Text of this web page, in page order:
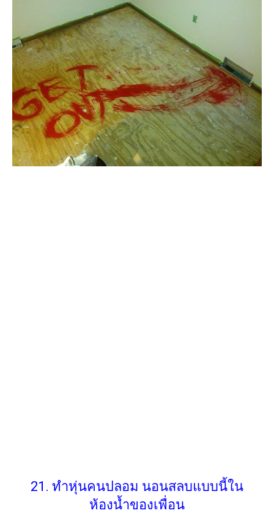
21. ทำหุ่นคนปลอม นอนสลบแบบนี้ใน
ห้องน้ำของเพื่อน